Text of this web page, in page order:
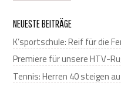
NEUESTE BEITRÄGE
K’sportschule: Reif für die
Premiere für unsere HTV-
Tennis: Herren 40 steigen